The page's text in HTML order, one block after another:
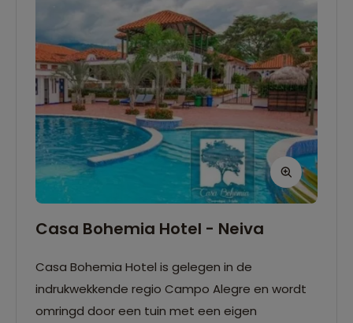
Casa Bohemia Hotel - Neiva
Casa Bohemia Hotel is gelegen in de
indrukwekkende regio Campo Alegre en wordt
omringd door een tuin met een eigen